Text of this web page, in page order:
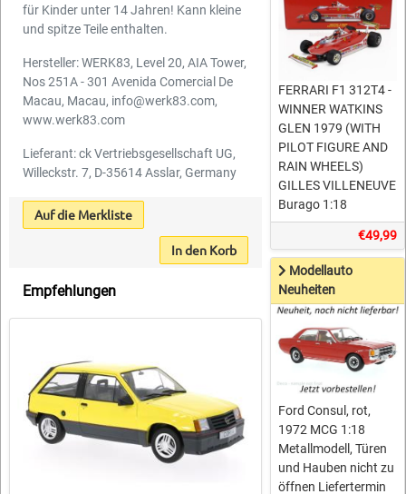
für Kinder unter 14 Jahren! Kann kleine
und spitze Teile enthalten.
Hersteller: WERK83, Level 20, AIA Tower,
Nos 251A - 301 Avenida Comercial De
Macau, Macau, info@werk83.com,
www.werk83.com
Lieferant: ck Vertriebsgesellschaft UG,
Willeckstr. 7, D-35614 Asslar, Germany
Auf die Merkliste
In den Korb
Empfehlungen
FERRARI F1 312T4 -
WINNER WATKINS
GLEN 1979 (WITH
PILOT FIGURE AND
RAIN WHEELS)
GILLES VILLENEUVE
Burago 1:18
€49,99
Modellauto
Neuheiten
Ford Consul, rot,
1972 MCG 1:18
Metallmodell, Türen
und Hauben nicht zu
öffnen Liefertermin